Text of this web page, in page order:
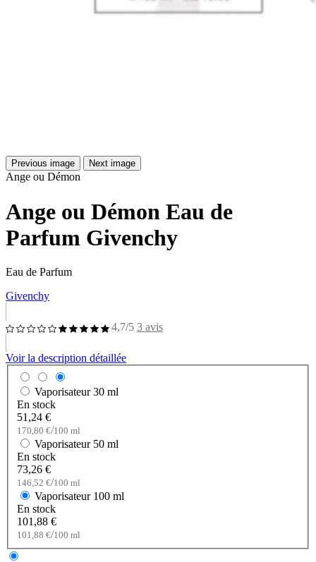
Previous image Next image
Ange ou Démon
Ange ou Démon Eau de
Parfum Givenchy
Eau de Parfum
Givenchy
4,7/5 3 avis
Voir la description détaillée
Vaporisateur 30 ml
En stock
51,24 €
170,80 €/100 ml
Vaporisateur 50 ml
En stock
73,26 €
146,52 €/100 ml
Vaporisateur 100 ml
En stock
101,88 €
101,88 €/100 ml